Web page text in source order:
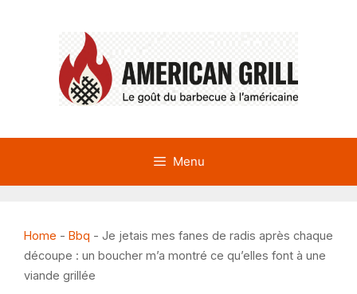
Menu
Home - Bbq - Je jetais mes fanes de radis après chaque
découpe : un boucher m’a montré ce qu’elles font à une
viande grillée